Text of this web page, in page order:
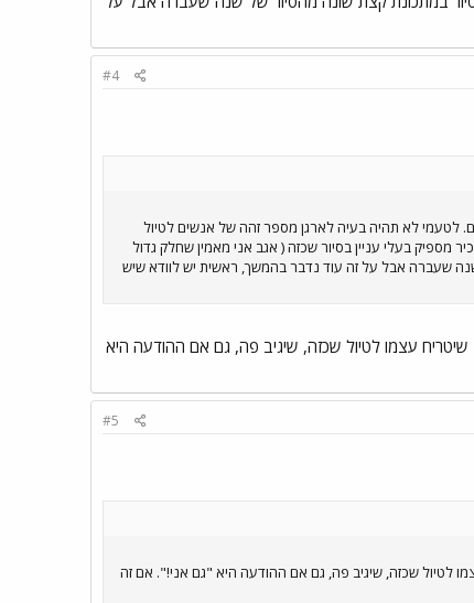
#4
לטעמי לא תהיה בעיה לארגן מספר זהה של אנשים לטיול
מספיק בעלי עניין בסיור שכזה ( אגב אני מאמין שחלק גדול
שעברה אבל על זה עוד נדבר בהמשך, ראשית יש לוודא שיש
עצמו לטיול שכזה, שיגיב פה, גם אם ההודעה היא
#5
לטיול שכזה, שיגיב פה, גם אם ההודעה היא "גם אני!". אם זה